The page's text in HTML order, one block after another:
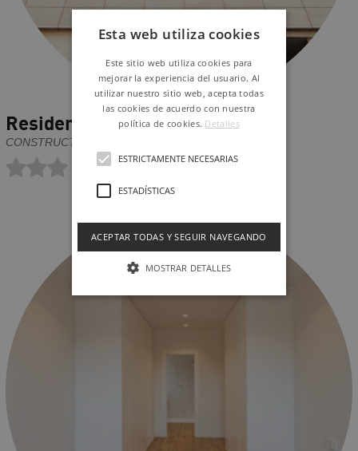
Residencial Valparaíso , Madrid
CONSTRUCTORA PECSA
Esta web utiliza cookies
Este sitio web utiliza cookies para
mejorar la experiencia del usuario. Al
utilizar nuestro sitio web, acepta todas
las cookies de acuerdo con nuestra
política de cookies. Detalles
ESTRICTAMENTE NECESARIAS
ESTADÍSTICAS
ACEPTAR TODAS Y SEGUIR NAVEGANDO
MOSTRAR DETALLES